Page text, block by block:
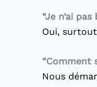
“Je n’ai
Oui,
“Comment
Nous